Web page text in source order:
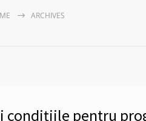
ARCHIVES
condițiile pentru